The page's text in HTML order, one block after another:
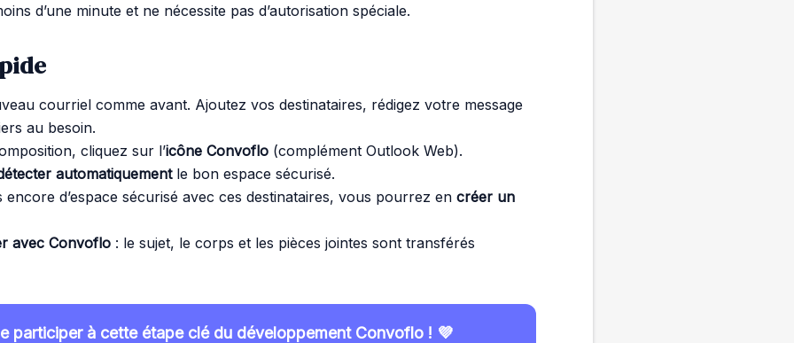
d’une minute et ne nécessite pas d’autorisation spéciale.
courriel comme avant. Ajoutez vos destinataires, rédigez votre message
au besoin.
cliquez sur l’icône Convoflo (complément Outlook Web).
automatiquementle bon espace sécurisé.
encore d’espace sécurisé avec ces destinataires, vous pourrez en créer un
avec Convoflo : le sujet, le corps et les pièces jointes sont transférés
participer à cette étape clé du développement Convoflo ! 💜